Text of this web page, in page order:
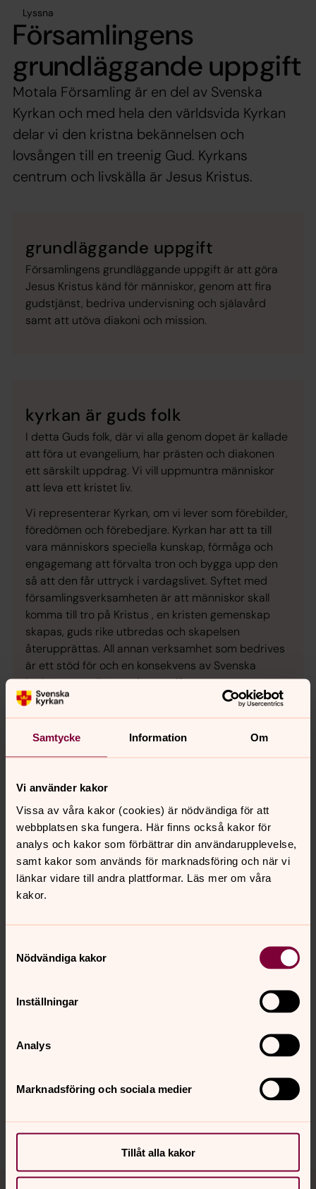
Samtycke Information Om
Vi använder kakor
Vissa av våra kakor (cookies) är nödvändiga för att
webbplatsen ska fungera. Här finns också kakor för
analys och kakor som förbättrar din användarupplevelse,
samt kakor som används för marknadsföring och när vi
länkar vidare till andra plattformar. Läs mer om våra
kakor.
Nödvändiga kakor
Inställningar
Analys
Marknadsföring och sociala medier
Tillåt alla kakor
Lyssna
Församlingens
grundläggande uppgift
Motala Församling är en del av Svenska
Kyrkan och med hela den världsvida Kyrkan
delar vi den kristna bekännelsen och
lovsången till en treenig Gud. Kyrkans
centrum och livskälla är Jesus Kristus.
grundläggande uppgift
Församlingens grundläggande uppgift är att göra
Jesus Kristus känd för människor, genom att fira
gudstjänst, bedriva undervisning och själavård
samt att utöva diakoni och mission.
kyrkan är guds folk
I detta Guds folk, där vi alla genom dopet är kallade
att föra ut evangelium, har prästen och diakonen
ett särskilt uppdrag. Vi vill uppmuntra människor
att leva ett kristet liv.
Vi representerar Kyrkan, om vi lever som förebilder,
föredömen och förebedjare. Kyrkan har att ta till
vara människors speciella kunskap, förmåga och
engagemang att förvalta tron och bygga upp den
så att den får uttryck i vardagslivet. Syftet med
församlingsverksamheten är att människor skall
komma till tro på Kristus , en kristen gemenskap
skapas, guds rike utbredas och skapelsen
återupprättas. All annan verksamhet som bedrives
är ett stöd för och en konsekvens av Svenska
kyrkans grundläggande uppgift.
Motala församling har ansvar för sin verksamhet för
alla de som vistas i församlingen. Särskilda
begravningsgudstjänst.
I församlingens uppdrag ingår även att anskaffa
och underhålla den egendom som behövs för
verksamheten samt anställa personal
härför. Därutöver finns ett uppdrag att ansvara för
begravnings-verksamheten inom församlingen.
Föreskrifter om detta ansvar finns i
Senast ändrad 9 juni 2021
innehåll?
Dela
Tillbaka till toppen
Tillbaka till innehållet